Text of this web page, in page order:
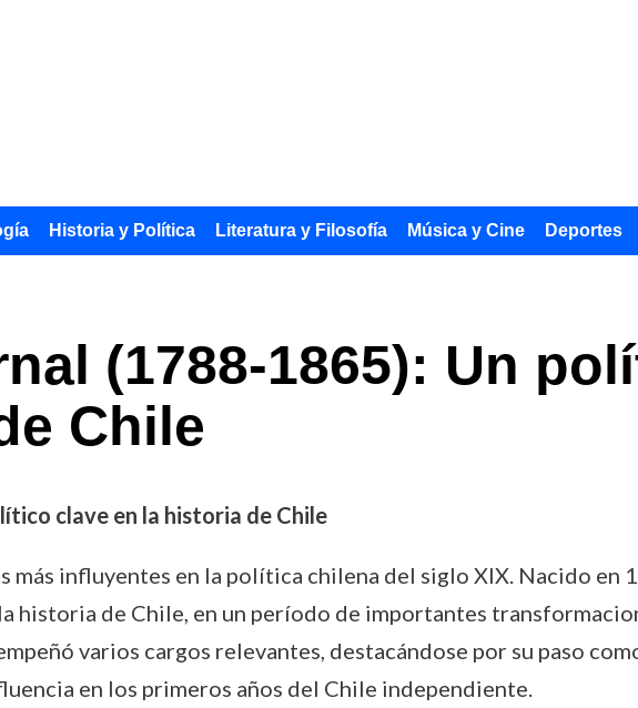
Historia y Política Literatura y Filosofía Música y Cine Deportes
(1788-1865): Un
Chile
clave en la historia de Chile
más influyentes en la política chilena del siglo XIX. Nacido en
historia de Chile, en un período de importantes
varios cargos relevantes, destacándose por su paso
en los primeros años del Chile independiente.